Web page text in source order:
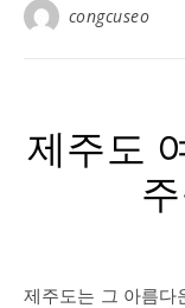
congcuseo
제주도
제주도는 그 아름다운 자연경관과 매력적인 문화로 많은 여행